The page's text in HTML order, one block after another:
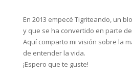
En 2013 empecé Tigriteando, un
y que se ha convertido en parte
Aquí comparto mi visión sobre la
de entender la vida.
¡Espero que te guste!